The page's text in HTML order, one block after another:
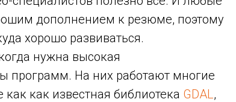
дополнением к резюме, поэтому
хорошо развиваться.
нужна высокая
программ. На них работают многие
как известная библиотека GDAL,